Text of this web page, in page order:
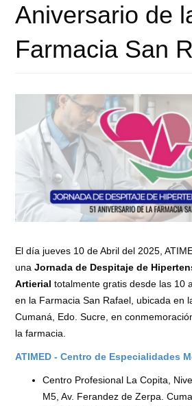
Aniversario de
Farmacia San
El día jueves 10 de Abril del 2025,
unaJornada de Despitaje de
Artierial totalmente gratis desde las 10
en la Farmacia San Rafael, ubicada en
Cumaná, Edo. Sucre, en
la farmacia.
ATIMED - Centro de Especialidades
Centro Profesional La Copita,
M5, Av. Ferandez de Zerpa.